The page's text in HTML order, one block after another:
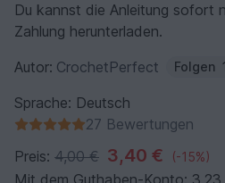
Du kannst die Anleitung sofort
Zahlung herunterladen.
Autor: CrochetPerfect Folgen
Sprache: Deutsch
27 Bewertungen
Preis: 4,00 € 3,40 € (-15%)